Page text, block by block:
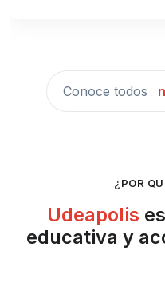
Conoce todos
¿POR
Udeapolis
educativa y